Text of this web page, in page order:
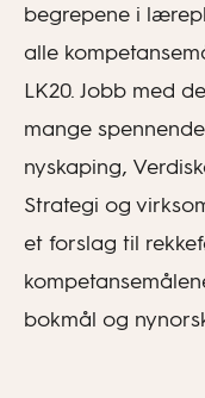
begrepene i
alle
LK20. Jobb med
mange
nyskaping,
Strategi og
et forslag til
bokmål og